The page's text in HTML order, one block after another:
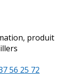
produit
56 25 72